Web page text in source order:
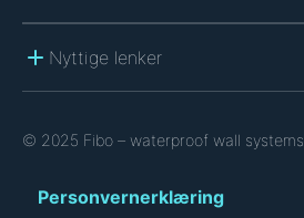
Nyttige lenker
© 2025 Fibo – waterproof wall systems
Personvernerklæring